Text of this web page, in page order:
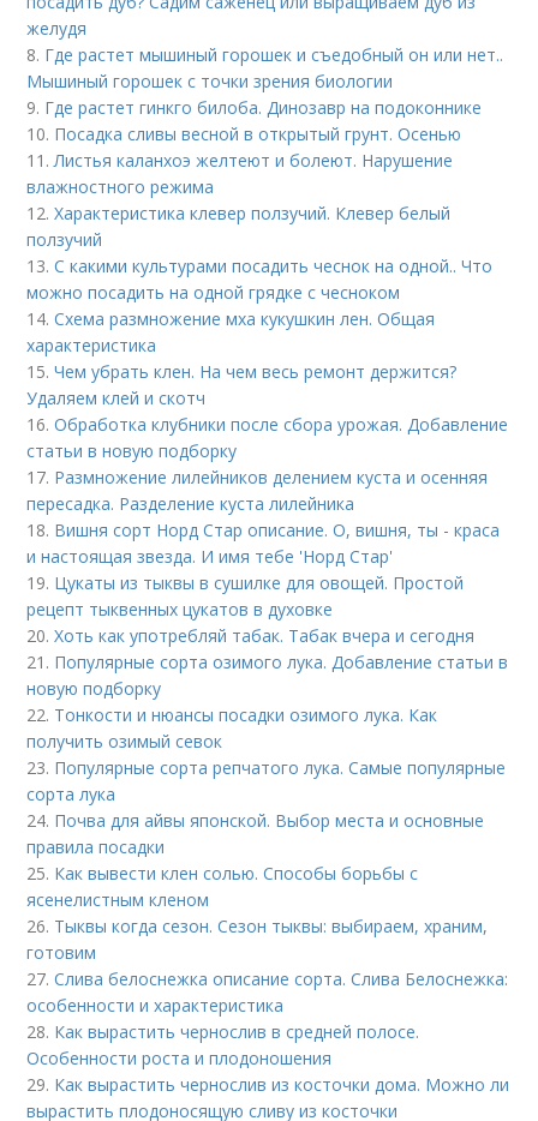
желудя
8. Где растет мышиный горошек и съедобный он или нет..
Мышиный горошек с точки зрения биологии
9. Где растет гинкго билоба. Динозавр на подоконнике
10. Посадка сливы весной в открытый грунт. Осенью
11.Листья каланхоэ желтеют и болеют. Нарушение
влажностного режима
12.Характеристика клевер ползучий. Клевер белый
ползучий
13.С какими культурами посадить чеснок на одной.. Что
можно посадить на одной грядке с чесноком
14.Схема размножение мха кукушкин лен. Общая
характеристика
15.Чем убрать клен. На чем весь ремонт держится?
Удаляем клей и скотч
16.Обработка клубники после сбора урожая. Добавление
статьи в новую подборку
17. Размножение лилейников делением куста и осенняя
пересадка. Разделение куста лилейника
18. Вишня сорт Норд Стар описание. О, вишня, ты - краса
и настоящая звезда. И имя тебе 'Hорд Стар'
19. Цукаты из тыквы в сушилке для овощей. Простой
рецепт тыквенных цукатов в духовке
20.Хоть как употребляй табак. Табак вчера и сегодня
21. Популярные сорта озимого лука. Добавление статьи в
новую подборку
22. Тонкости и нюансы посадки озимого лука. Как
получить озимый севок
23. Популярные сорта репчатого лука. Самые популярные
сорта лука
24. Почва для айвы японской. Выбор места и основные
правила посадки
25. Как вывести клен солью. Способы борьбы с
ясенелистным кленом
26. Тыквы когда сезон. Сезон тыквы: выбираем, храним,
готовим
27.Слива белоснежка описание сорта. Слива Белоснежка:
особенности и характеристика
28. Как вырастить чернослив в средней полосе.
Особенности роста и плодоношения
29. Как вырастить чернослив из косточки дома. Можно ли
вырастить плодоносящую сливу из косточки